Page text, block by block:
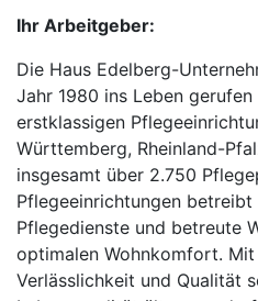
Ihr Arbeitgeber:
Die Haus Edelberg-
Jahr 1980 ins Leben
erstklassigen
Württemberg, Rheinland-
insgesamt über 2.750
Pflegeeinrichtungen
Pflegedienste und betreute
optimalen Wohnkomfort.
Verlässlichkeit und Qualität